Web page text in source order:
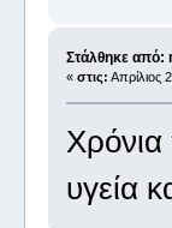
Στάλθηκε από:
« στις: Απρίλιος
υγεία